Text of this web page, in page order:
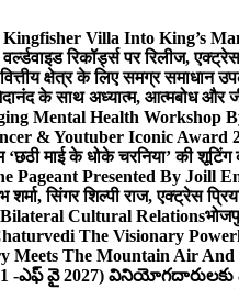
Villa Into King’s
रिकॉर्ड्स पर रिलीज,
क्षेत्र के लिए समग्र समाधान
के साथ अध्यात्म, आत्मबोध और
Mental Health Workshop
& Youtuber Iconic Award
‘छठी माई के धोके चरनिया’ की
Pageant Presented By Joill
शर्मा, सिंगर शिल्पी राज, एक्ट्रेस
Cultural Relations
The Visionary
Meets The Mountain Air And
-ఎఫ్ వై 2027)